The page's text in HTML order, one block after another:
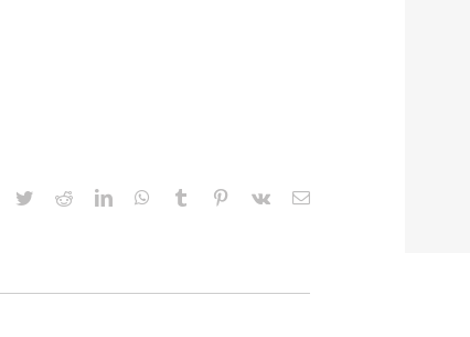
Facebook
TwitterRedditLinkedInWhatsApp
Tumblr Pinterest
Vk
Correo